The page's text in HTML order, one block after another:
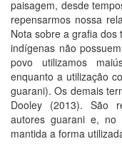
paisagem, desde
repensarmos nossa
Nota sobre a grafia
indígenas não
povo utilizamos
enquanto a utilização
guarani). Os demais
Dooley (2013). São
autores guarani e,
mantida a forma